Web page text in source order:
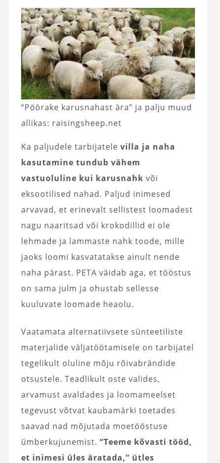
“Pöörake karusnahast ära” ja palju muud
allikas: raisingsheep.net
Ka paljudele tarbijatele villa ja naha
kasutamine tundub vähem
vastuoluline kui karusnahk või
eksootilised nahad. Paljud inimesed
arvavad, et erinevalt sellistest loomadest
nagu naaritsad või krokodillid ei ole
lehmade ja lammaste nahk toode, mille
jaoks loomi kasvatatakse ainult nende
naha pärast. PETA väidab aga, et tööstus
on sama julm ja ohustab sellesse
kuuluvate loomade heaolu.
Vaatamata alternatiivsete sünteetiliste
materjalide väljatöötamisele on tarbijatel
tegelikult oluline mõju rõivabrändide
otsustele. Teadlikult oste valides,
arvamust avaldades ja loomameelset
tegevust võtvat kaubamärki toetades
saavad nad mõjutada moetööstuse
ümberkujunemist. “Teeme kõvasti tööd,
et inimesi üles äratada,” ütles